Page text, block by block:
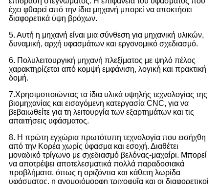
έχει φθαρεί από την ίδια μηχανή μπορεί να αποκτήσει
διαφορετικά ύψη βρόχων.
5. Αυτή η μηχανή είναι μια σύνθεση για μηχανική υλικών,
δυναμική, αρχή υφασμάτων και εργονομικό σχεδιασμό.
6. Πολυλειτουργική μηχανή πλεξίματος με ψηλό πέλος
χαρακτηρίζεται από κομψή εμφάνιση, λογική και πρακτική
δομή.
7.Χρησιμοποιώντας τα ίδια υλικά υψηλής τεχνολογίας της
βιομηχανίας και εισαγόμενη κατεργασία CNC, για να
βεβαιωθείτε για τη λειτουργία των εξαρτημάτων και τις
απαιτήσεις υφάσματος.
8. Η πρώτη εγχώρια πρωτότυπη τεχνολογία που εισήχθη
από την Κορέα χωρίς ύφασμα και εσοχή. Διαθέτει
μοναδικό τρίγωνο με σχεδιασμό βελόνας-μαχαίρι. Μπορεί
να αποτρέψει αποτελεσματικά πολλά παραδοσιακά
προβλήματα, όπως η οριζόντια και κάθετη λωρίδα
υφάσματος, η ανομοιόμορφη τριχοφυΐα και οι διαφορετικοί